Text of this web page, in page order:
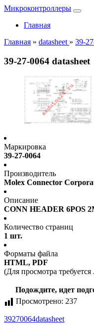
Микроконтроллеры
Главная
Главная » datasheet » 39-
39-27-0064 datasheet
Маркировка
39-27-0064
Производитель
Molex Connector
Описание
CONN HEADER 6POS
Количество страниц
1 шт.
Форматы файла
HTML, PDF
(Для просмотра
Подождите, идет
Просмотрено: 237
39270064datasheet